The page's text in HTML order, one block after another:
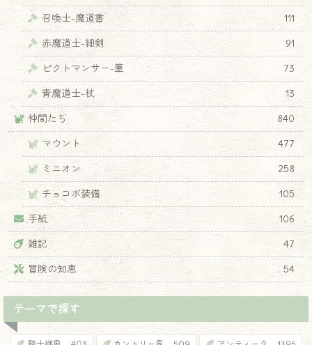
召喚士-魔道書
111
赤魔道士-細剣
91
ピクトマンサー-筆
73
青魔道士-杖
13
仲間たち
840
マウント
477
ミニオン
258
チョコボ装備
105
手紙
106
雑記
47
冒険の知恵
54
テーマで探す